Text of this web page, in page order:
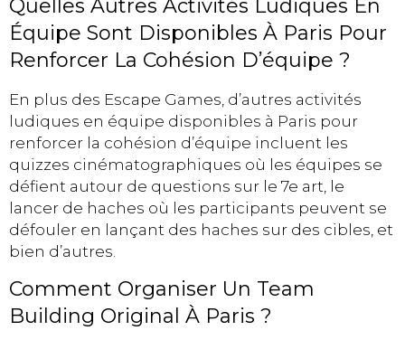
Quelles Autres Activités Ludiques En
Équipe Sont Disponibles À Paris Pour
Renforcer La Cohésion D’équipe ?
En plus des Escape Games, d’autres activités
ludiques en équipe disponibles à Paris pour
renforcer la cohésion d’équipe incluent les
quizzes cinématographiques où les équipes se
défient autour de questions sur le 7e art, le
lancer de haches où les participants peuvent se
défouler en lançant des haches sur des cibles, et
bien d’autres.
Comment Organiser Un Team
Building Original À Paris ?